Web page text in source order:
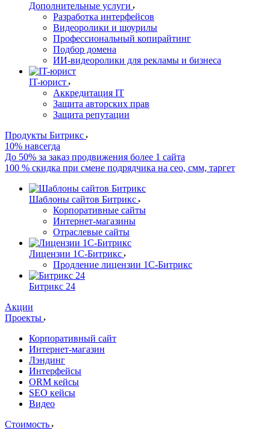
Дополнительные услуги
Разработка интерфейсов
Видеоролики и шоурилы
Профессиональный копирайтинг
Подбор домена
ИИ-видеоролики для рекламы и бизнеса
IT-юрист
Аккредитация IT
Защита авторских прав
Защита репутации
Продукты Битрикс
10% навсегда
До 50% за заказ продвижения более 1 сайта
100 % скидка при смене подрядчика на сео, смм, таргет
Шаблоны сайтов Битрикс
Корпоративные сайты
Интернет-магазины
Отраслевые сайты
Лицензии 1С-Битрикс
Продление лицензии 1С-Битрикс
Битрикс 24
Акции
Проекты
Корпоративный сайт
Интернет-магазин
Лэндинг
Интерфейсы
ORM кейсы
SEO кейсы
Видео
Стоимость